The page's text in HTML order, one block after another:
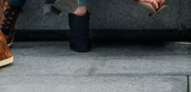
Zoznam